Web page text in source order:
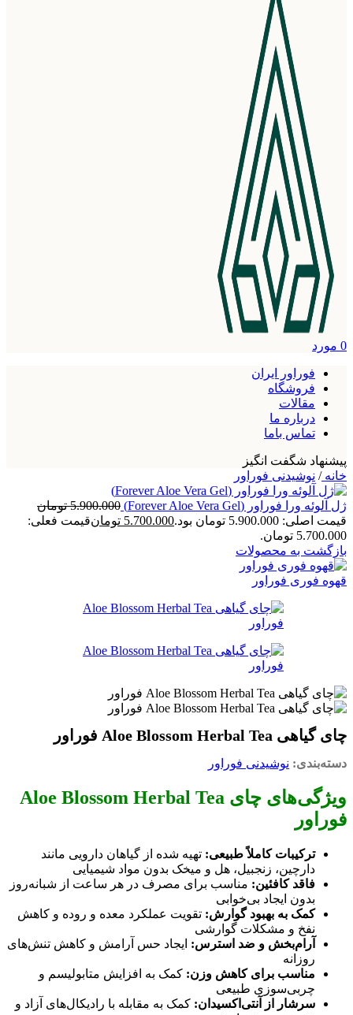
0 مورد
فوراور ایران
فروشگاه
مقالات
درباره ما
تماس باما
پیشنهاد شگفت انگیز
خانه/ نوشیدنی فوراور
ژل آلوئه ورا فوراور (Forever Aloe Vera Gel) 5.900.000 تومان
قیمت اصلی: 5.900.000 تومان بود.
5.700.000 تومانقیمت فعلی:
5.700.000 تومان.
بازگشت به محصولات
قهوه فوری فوراور
چای گیاهی Aloe Blossom Herbal Tea فوراور
دسته‌بندی: نوشیدنی فوراور
ویژگی‌های چای Aloe Blossom Herbal Tea
فوراور
ترکیبات کاملاً طبیعی: تهیه شده از گیاهان دارویی مانند
دارچین، زنجبیل، هل و میخک بدون مواد شیمیایی
فاقد کافئین: مناسب برای مصرف در هر ساعت از شبانه‌روز
بدون ایجاد بی‌خوابی
کمک به بهبود گوارش: تقویت عملکرد معده و روده و کاهش
نفخ و مشکلات گوارشی
آرام‌بخش و ضد استرس: ایجاد حس آرامش و کاهش تنش‌های
روزانه
مناسب برای کاهش وزن: کمک به افزایش متابولیسم و
چربی‌سوزی طبیعی
سرشار از آنتی‌اکسیدان: کمک به مقابله با رادیکال‌های آزاد و